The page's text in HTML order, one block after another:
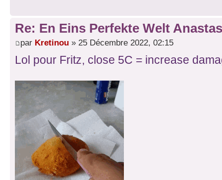
Re: En Eins Perfekte Welt
par Kretinou » 25 Décembre 2022, 02:15
Lol pour Fritz, close 5C = increase